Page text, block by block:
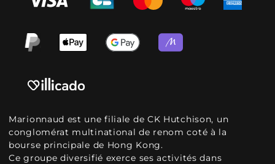
Marionnaud est une filiale de CK Hutchison, un
conglomérat multinational de renom coté à la
bourse principale de Hong Kong.
Ce groupe diversifié exerce ses activités dans